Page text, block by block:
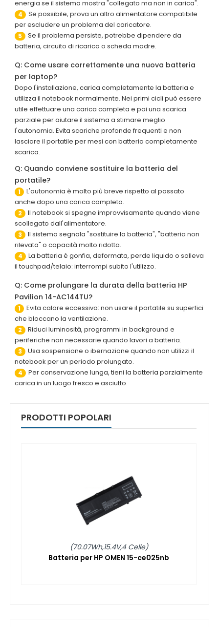
energia se il sistema mostra "collegato ma non in carica".
4
Se possibile, prova un altro alimentatore compatibile
per escludere un problema del caricatore.
5
Se il problema persiste, potrebbe dipendere da
batteria, circuito di ricarica o scheda madre.
Q: Come usare correttamente una nuova batteria
per laptop?
Dopo l'installazione, carica completamente la batteria e
utilizza il notebook normalmente. Nei primi cicli può essere
utile effettuare una carica completa e poi una scarica
parziale per aiutare il sistema a stimare meglio
l'autonomia. Evita scariche profonde frequenti e non
lasciare il portatile per mesi con batteria completamente
scarica.
Q: Quando conviene sostituire la batteria del
portatile?
1
L'autonomia è molto più breve rispetto al passato
anche dopo una carica completa.
2
Il notebook si spegne improvvisamente quando viene
scollegato dall'alimentatore.
3
Il sistema segnala "sostituire la batteria", "batteria non
rilevata" o capacità molto ridotta.
4
La batteria è gonfia, deformata, perde liquido o solleva
il touchpad/telaio: interrompi subito l'utilizzo.
Q: Come prolungare la durata della batteria HP
Pavilion 14-AC144TU?
1
Evita calore eccessivo: non usare il portatile su superfici
che bloccano la ventilazione.
2
Riduci luminosità, programmi in background e
periferiche non necessarie quando lavori a batteria.
3
Usa sospensione o ibernazione quando non utilizzi il
notebook per un periodo prolungato.
4
Per conservazione lunga, tieni la batteria parzialmente
carica in un luogo fresco e asciutto.
PRODOTTI POPOLARI
(70.07Wh,15.4V,4 Celle)
Batteria per HP OMEN 15-ce025nb